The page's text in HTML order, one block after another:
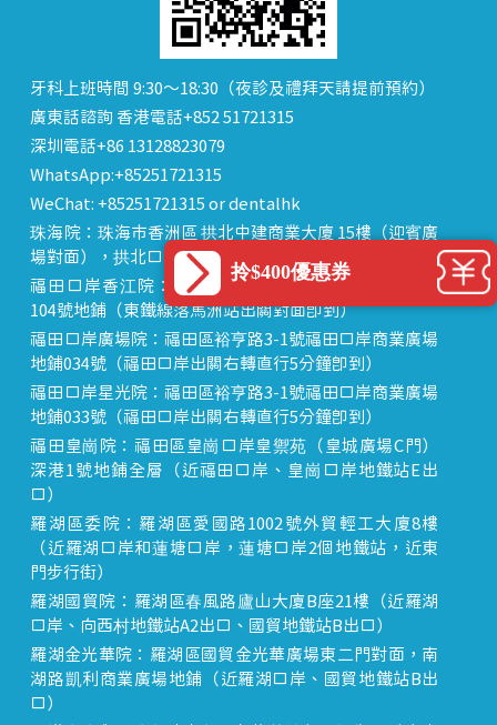
牙科上班時間 9:30～18:30（夜診及禮拜天請提前預約）
廣東話諮詢 香港電話+852 51721315
深圳電話+86 13128823079
WhatsApp:+85251721315
WeChat: +85251721315 or dentalhk
珠海院：珠海市香洲區 拱北中建商業大廈 15樓（迎賓廣
場對面），拱北口岸步行8分鐘直達
福田口岸香江院：福田區福田口岸正對面，海悅華城
104號地鋪（東鐵線落馬洲站出關對面即到）
福田口岸廣場院：福田區裕亨路3-1號福田口岸商業廣場
地鋪034號（福田口岸出關右轉直行5分鐘即到）
福田口岸星光院：福田區裕亨路3-1號福田口岸商業廣場
地鋪033號（福田口岸出關右轉直行5分鐘即到）
福田皇崗院：福田區皇崗口岸皇禦苑（皇城廣場C門）
深港1號地鋪全層（近福田口岸、皇崗口岸地鐵站E出
口）
羅湖區委院：羅湖區愛國路1002號外貿輕工大廈8樓
（近羅湖口岸和蓮塘口岸，蓮塘口岸2個地鐵站，近東
門步行街）
羅湖國貿院：羅湖區春風路廬山大廈B座21樓（近羅湖
口岸、向西村地鐵站A2出口、國貿地鐵站B出口）
羅湖金光華院：羅湖區國貿金光華廣場東二門對面，南
湖路凱利商業廣場地鋪（近羅湖口岸、國貿地鐵站B出
口）
拎$400優惠券